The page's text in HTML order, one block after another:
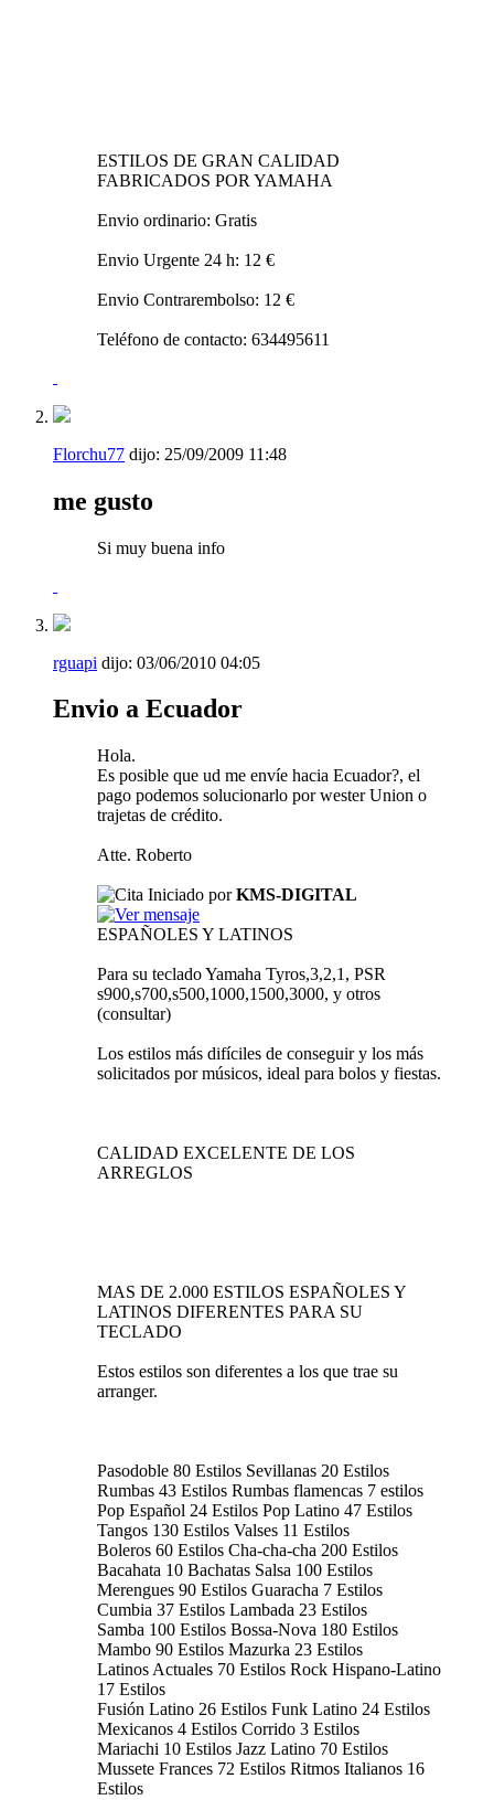
ESTILOS DE GRAN CALIDAD
FABRICADOS POR YAMAHA
Envio ordinario: Gratis
Envio Urgente 24 h: 12 €
Envio Contrarembolso: 12 €
Teléfono de contacto: 634495611
Florchu77 dijo: 25/09/2009 11:48
me gusto
Si muy buena info
rguapi dijo: 03/06/2010 04:05
Envio a Ecuador
Hola.
Es posible que ud me envíe hacia Ecuador?, el
pago podemos solucionarlo por wester Union o
trajetas de crédito.
Atte. Roberto
Iniciado porKMS-DIGITAL
ESPAÑOLES Y LATINOS
Para su teclado Yamaha Tyros,3,2,1, PSR
s900,s700,s500,1000,1500,3000, y otros
(consultar)
Los estilos más difíciles de conseguir y los más
solicitados por músicos, ideal para bolos y fiestas.
CALIDAD EXCELENTE DE LOS
ARREGLOS
MAS DE 2.000 ESTILOS ESPAÑOLES Y
LATINOS DIFERENTES PARA SU
TECLADO
Estos estilos son diferentes a los que trae su
arranger.
Pasodoble 80 Estilos Sevillanas 20 Estilos
Rumbas 43 Estilos Rumbas flamencas 7 estilos
Pop Español 24 Estilos Pop Latino 47 Estilos
Tangos 130 Estilos Valses 11 Estilos
Boleros 60 Estilos Cha-cha-cha 200 Estilos
Bacahata 10 Bachatas Salsa 100 Estilos
Merengues 90 Estilos Guaracha 7 Estilos
Cumbia 37 Estilos Lambada 23 Estilos
Samba 100 Estilos Bossa-Nova 180 Estilos
Mambo 90 Estilos Mazurka 23 Estilos
Latinos Actuales 70 Estilos Rock Hispano-Latino
17 Estilos
Fusión Latino 26 Estilos Funk Latino 24 Estilos
Mexicanos 4 Estilos Corrido 3 Estilos
Mariachi 10 Estilos Jazz Latino 70 Estilos
Mussete Frances 72 Estilos Ritmos Italianos 16
Estilos